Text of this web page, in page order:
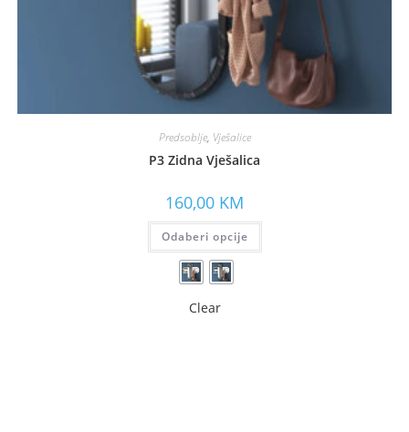
Predsoblje, Vješalice
P3 Zidna Vješalica
160,00 KM
Odaberi opcije
Clear